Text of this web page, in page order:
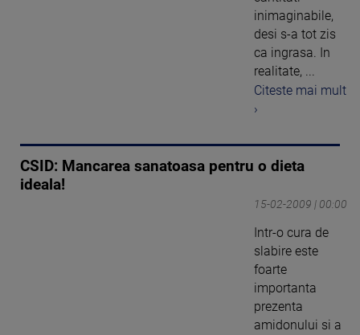
inimaginabile,
desi s-a tot zis
ca ingrasa. In
realitate, ...
Citeste mai mult
›
CSID: Mancarea sanatoasa pentru o dieta
ideala!
15-02-2009 | 00:00
Intr-o cura de
slabire este
foarte
importanta
prezenta
amidonului si a